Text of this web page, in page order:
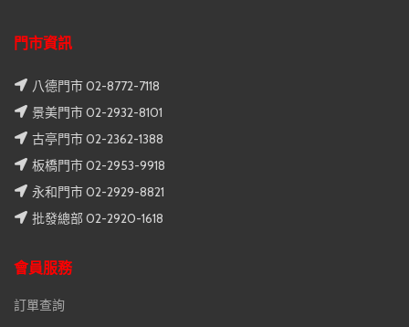
門市資訊
八德門市 02-8772-7118
景美門市 02-2932-8101
古亭門市 02-2362-1388
板橋門市 02-2953-9918
永和門市 02-2929-8821
批發總部 02-2920-1618
會員服務
訂單查詢